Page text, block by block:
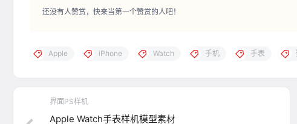
还没有人赞赏，快来当第一个赞赏的人吧！
Apple iPhone Watch 手机 手表
界面PS样机
Apple Watch手表样机模型素材